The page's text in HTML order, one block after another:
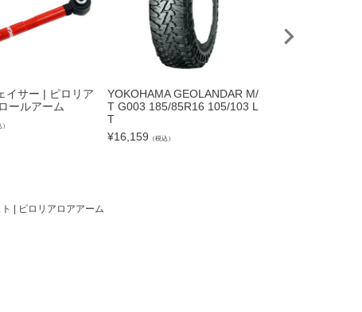
イサー | ピロリア
ールアーム
YOKOHAMA GEOLANDAR M/
T G003 185/85R16 105/103 L
T
¥16,159 （税込）
| ピロリアロアアーム